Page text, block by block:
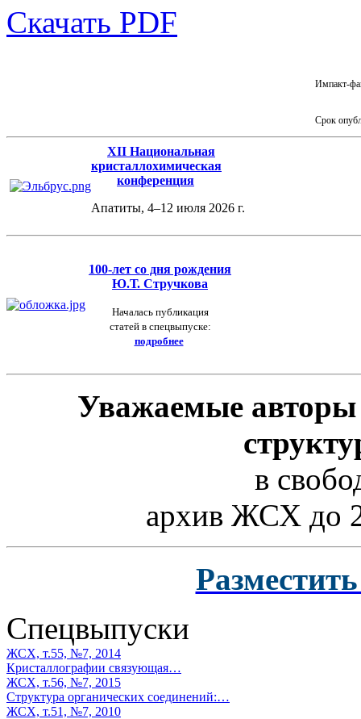
Скачать PDF
Импакт-
Срок
XII Национальная
кристаллохимическая
конференция
Апатиты, 4–12 июля 2026 г.
100-лет со дня рождения
Ю.Т. Стручкова
Началась публикация
статей в спецвыпуске:
подробнее
Уважаемые
в
архив ЖСХ до
Спецвыпуски
ЖСХ, т.55, №7, 2014
Кристаллографии связующая…
ЖСХ, т.56, №7, 2015
Структура органических соединений:…
ЖСХ, т.51, №7, 2010